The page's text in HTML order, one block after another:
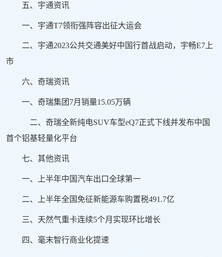
五、宇通资讯
一、宇通T7领衔强阵容出征大运会
二、宇通2023公共交通美好中国行首战启动，宇畅E7上
市
六、奇瑞资讯
一、奇瑞集团7月销量15.05万辆
二、奇瑞全新纯电SUV车型eQ7正式下线并发布中国
首个铝基轻量化平台
七、其他资讯
一、上半年中国汽车出口全球第一
二、上半年全国免征新能源车购置税491.7亿
三、天然气重卡连续5个月实现环比增长
四、毫末智行商业化提速